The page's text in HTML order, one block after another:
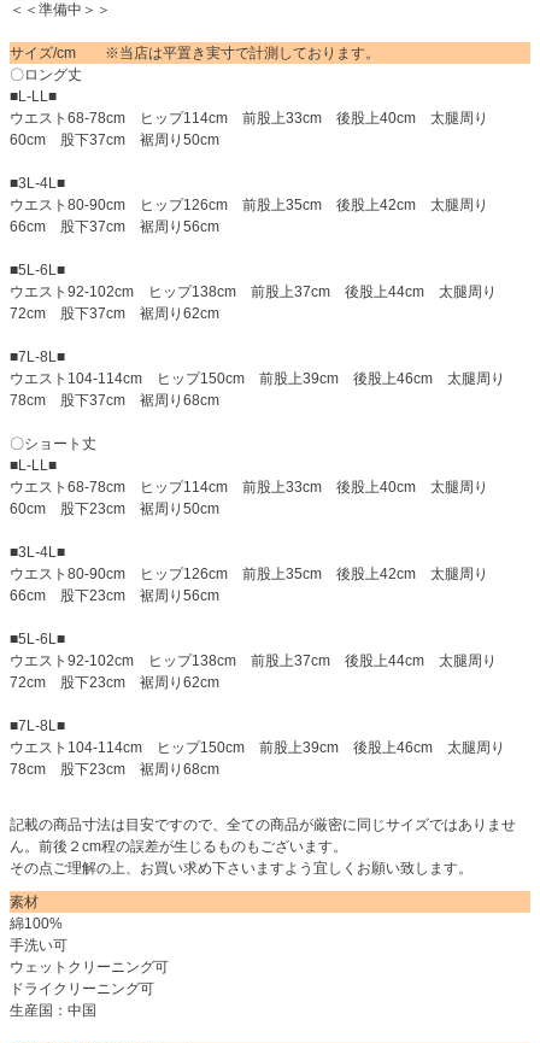
＜＜準備中＞＞
サイズ/cm ※当店は平置き実寸で計測しております。
〇ロング丈
■L-LL■
ウエスト68-78cm ヒップ114cm 前股上33cm 後股上40cm 太腿周り
60cm 股下37cm 裾周り50cm
■3L-4L■
ウエスト80-90cm ヒップ126cm 前股上35cm 後股上42cm 太腿周り
66cm 股下37cm 裾周り56cm
■5L-6L■
ウエスト92-102cm ヒップ138cm 前股上37cm 後股上44cm 太腿周り
72cm 股下37cm 裾周り62cm
■7L-8L■
ウエスト104-114cm ヒップ150cm 前股上39cm 後股上46cm 太腿周り
78cm 股下37cm 裾周り68cm
〇ショート丈
■L-LL■
ウエスト68-78cm ヒップ114cm 前股上33cm 後股上40cm 太腿周り
60cm 股下23cm 裾周り50cm
■3L-4L■
ウエスト80-90cm ヒップ126cm 前股上35cm 後股上42cm 太腿周り
66cm 股下23cm 裾周り56cm
■5L-6L■
ウエスト92-102cm ヒップ138cm 前股上37cm 後股上44cm 太腿周り
72cm 股下23cm 裾周り62cm
■7L-8L■
ウエスト104-114cm ヒップ150cm 前股上39cm 後股上46cm 太腿周り
78cm 股下23cm 裾周り68cm
記載の商品寸法は目安ですので、全ての商品が厳密に同じサイズではありませ
ん。前後２cm程の誤差が生じるものもございます。
その点ご理解の上、お買い求め下さいますよう宜しくお願い致します。
素材
綿100%
手洗い可
ウェットクリーニング可
ドライクリーニング可
生産国：中国